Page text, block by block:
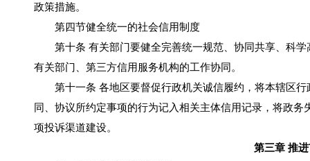
政策措施。
第四节健全统一的社会信用制度
第十条 有关部门要健全完善统一规范、协同共享、科学
有关部门、第三方信用服务机构的工作协同。
第十一条 各地区要督促行政机关诚信履约，将本辖区行
同、协议所约定事项的行为记入相关主体信用记录，将政
项投诉渠道建设。
第三章 推